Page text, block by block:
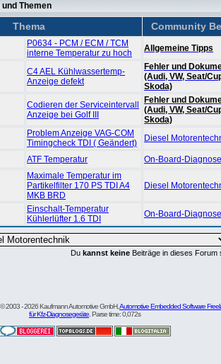
Themen
Thema Community
P0634 - PCM / ECM / TCM
interne Temperatur zu hoch
Allgemeine Tipps
C4 AEL Kühlwassertemp-
Anzeige defekt
Fehler und
(Audi, VW, Seat/
Skoda)
Codieren der Serviceintervall
Anzeige bei Golf III
Fehler und
(Audi, VW, Seat/
Skoda)
Problem Anzeige VAG-COM
Timingcheck TDI ( Geändert)
Diesel
ATF Temperatur
On-Board-
Maximale Temperatur im
Partikelfilter 170 PS TDI A4
MKB BRD
Diesel
Einschalt-Temperatur
Kühlerlüfter 1.6 TDI
On-Board-
Du kannst keine Beiträge in dieses Forum
2003 - 2026 Kaufmann Automotive GmbH,Automotive Embedded Software
für Kfz-Diagnosegeräte . Parse time: 0,072s